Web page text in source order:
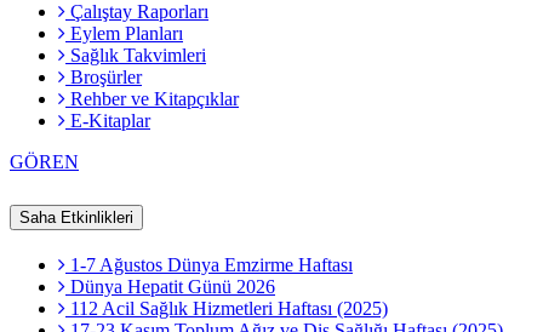
Çalıştay Raporları
Eylem Planları
Sağlık Takvimleri
Broşürler
Rehber ve Kitapçıklar
E-Kitaplar
GÖREN
Saha Etkinlikleri
1-7 Ağustos Dünya Emzirme Haftası
Dünya Hepatit Günü 2026
112 Acil Sağlık Hizmetleri Haftası (2025)